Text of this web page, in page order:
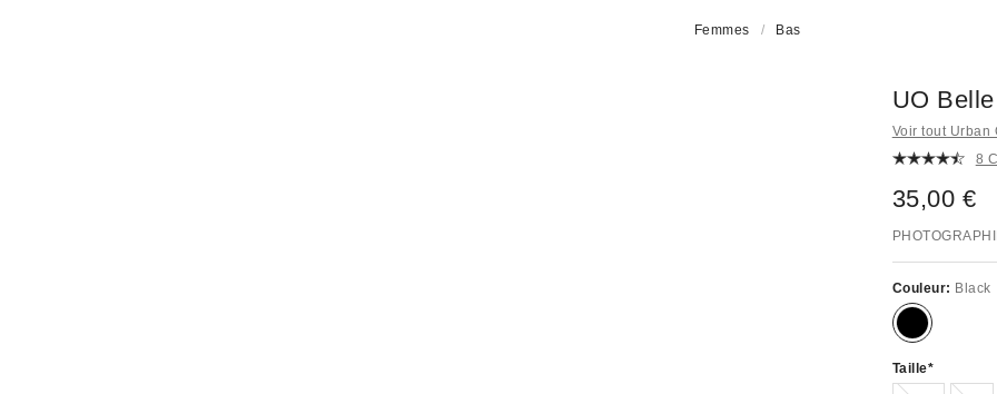
Femmes Bas
UO
Voir tout Urban
8
35,00 €
Couleur: Black
Taille